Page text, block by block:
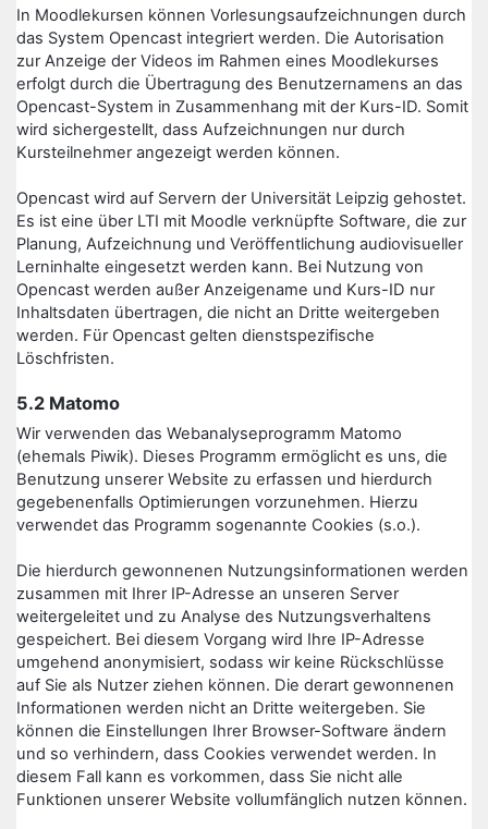
In Moodlekursen können Vorlesungsaufzeichnungen durch
das System Opencast integriert werden. Die Autorisation
zur Anzeige der Videos im Rahmen eines Moodlekurses
erfolgt durch die Übertragung des Benutzernamens an das
Opencast-System in Zusammenhang mit der Kurs-ID. Somit
wird sichergestellt, dass Aufzeichnungen nur durch
Kursteilnehmer angezeigt werden können.
Opencast wird auf Servern der Universität Leipzig gehostet.
Es ist eine über LTI mit Moodle verknüpfte Software, die zur
Planung, Aufzeichnung und Veröffentlichung audiovisueller
Lerninhalte eingesetzt werden kann. Bei Nutzung von
Opencast werden außer Anzeigename und Kurs-ID nur
Inhaltsdaten übertragen, die nicht an Dritte weitergeben
werden. Für Opencast gelten dienstspezifische
Löschfristen.
5.2 Matomo
Wir verwenden das Webanalyseprogramm Matomo
(ehemals Piwik). Dieses Programm ermöglicht es uns, die
Benutzung unserer Website zu erfassen und hierdurch
gegebenenfalls Optimierungen vorzunehmen. Hierzu
verwendet das Programm sogenannte Cookies (s.o.).
Die hierdurch gewonnenen Nutzungsinformationen werden
zusammen mit Ihrer IP-Adresse an unseren Server
weitergeleitet und zu Analyse des Nutzungsverhaltens
gespeichert. Bei diesem Vorgang wird Ihre IP-Adresse
umgehend anonymisiert, sodass wir keine Rückschlüsse
auf Sie als Nutzer ziehen können. Die derart gewonnenen
Informationen werden nicht an Dritte weitergeben. Sie
können die Einstellungen Ihrer Browser-Software ändern
und so verhindern, dass Cookies verwendet werden. In
diesem Fall kann es vorkommen, dass Sie nicht alle
Funktionen unserer Website vollumfänglich nutzen können.